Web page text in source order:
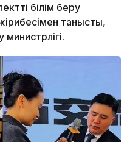
білім беру
танысты,